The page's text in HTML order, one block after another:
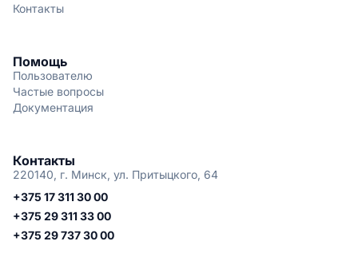
Контакты
Помощь
Пользователю
Частые вопросы
Документация
Контакты
220140, г. Минск, ул. Притыцкого, 64
+375 17 311 30 00
+375 29 311 33 00
+375 29 737 30 00